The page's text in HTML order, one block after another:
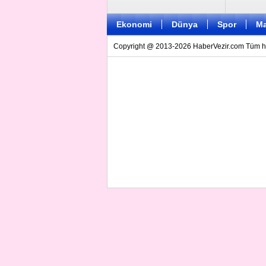
Ekonomi Dünya Spor
Copyright @ 2013-2026 HaberVezir.com Tüm